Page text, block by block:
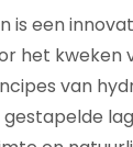
is een
het kweken
van